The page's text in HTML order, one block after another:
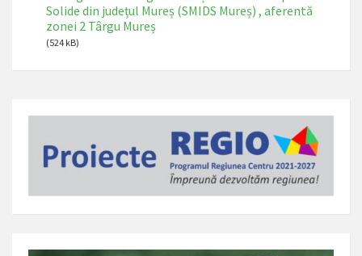
Solide din județul Mureș (SMIDS Mureș) , aferentă
zonei 2 Târgu Mureș
(524 kB)